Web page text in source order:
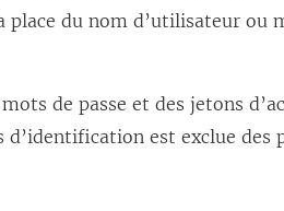
du nom d’utilisateur ou
de passe et des jetons
est exclue des